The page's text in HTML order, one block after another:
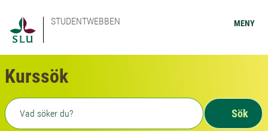
STUDENTWEBBEN MENY
Kurssök
Fritext sökning
Sök